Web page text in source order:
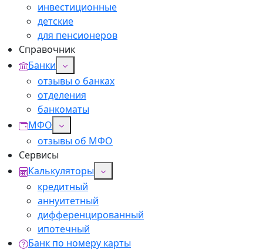
инвестиционные
детские
для пенсионеров
Справочник
Банки
отзывы о банках
отделения
банкоматы
МФО
отзывы об МФО
Сервисы
Калькуляторы
кредитный
аннуитетный
дифференцированный
ипотечный
Банк по номеру карты